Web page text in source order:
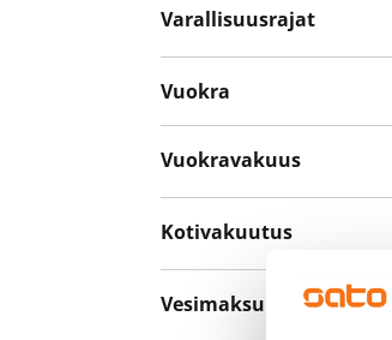
Varallisuusrajat
Vuokra
Vuokravakuus
Kotivakuutus
Vesimaksu